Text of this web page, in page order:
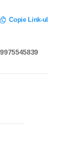
Copie Link-ul